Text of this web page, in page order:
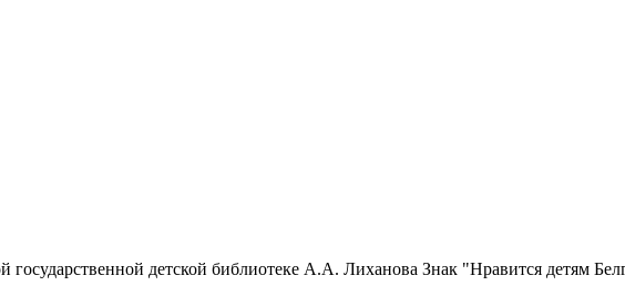
государственной детской библиотеке А.А. Лиханова Знак "Нравится детям